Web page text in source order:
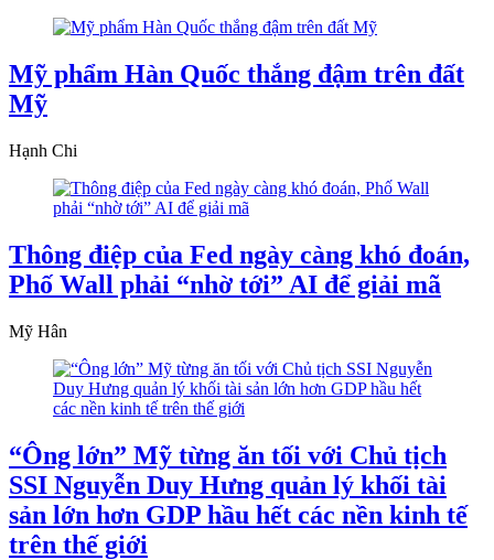
Mỹ phẩm Hàn Quốc thắng đậm trên đất
Mỹ
Hạnh Chi
Thông điệp của Fed ngày càng khó đoán,
Phố Wall phải “nhờ tới” AI để giải mã
Mỹ Hân
“Ông lớn” Mỹ từng ăn tối với Chủ tịch
SSI Nguyễn Duy Hưng quản lý khối tài
sản lớn hơn GDP hầu hết các nền kinh tế
trên thế giới